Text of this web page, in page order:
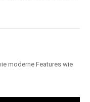
moderne Features wie